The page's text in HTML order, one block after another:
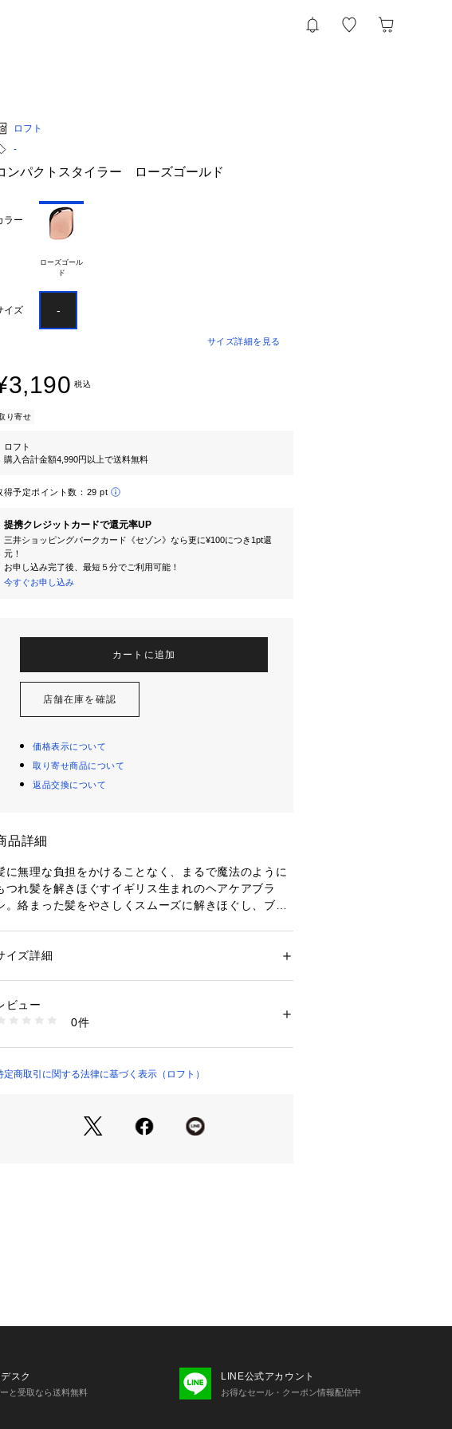
ロフト
‐
ンパクトスタイラー ローズゴールド
ラー
ローズゴール
イズ -
サイズ詳細を見る
税込
り寄せ
ロフト
購入合計金額4,990円以上で送料無料
得予定ポイント数： 29 pt
提携クレジットカードで還元率UP
三井ショッピングパークカード《セゾン》なら更に¥100につき1pt還
元！
お申し込み完了後、最短５分でご利用可能！
今すぐお申し込み
カートに追加
店舗在庫を確認
価格表示について
取り寄せ商品について
返品交換について
品詳細
に無理な負担をかけることなく、まるで魔法のように
つれ髪を解きほぐすイギリス生まれのヘアケアブラ
。絡まった髪をやさしくスムーズに解きほぐし、ブラ
方まで幅広くお使い頂けます。ブラシ部分がノーマル
ッシングによるダメージを最小限に抑えます。
性別：レディース
3680000000780
イズ詳細
ビュー
0件
定商取引に関する法律に基づく表示（ロフト）
スク
と受取なら送料無料
LINE公式アカウント
お得なセール・クーポン情報配信中